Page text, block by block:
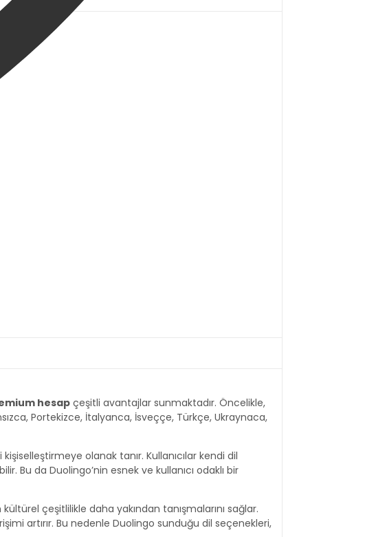
hesap çeşitli avantajlar sunmaktadır. Öncelikle,
Portekizce, İtalyanca, İsveççe, Türkçe, Ukraynaca,
olanak tanır. Kullanıcılar kendi dil
da Duolingo’nin esnek ve kullanıcı odaklı bir
çeşitlilikle daha yakından tanışmalarını sağlar.
artırır. Bu nedenle Duolingo sunduğu dil seçenekleri,